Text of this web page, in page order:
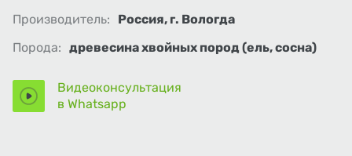
Производитель:
Россия, г. Вологда
Порода: древесина хвойных пород (ель, сосна)
Видеоконсультация
в Whatsapp